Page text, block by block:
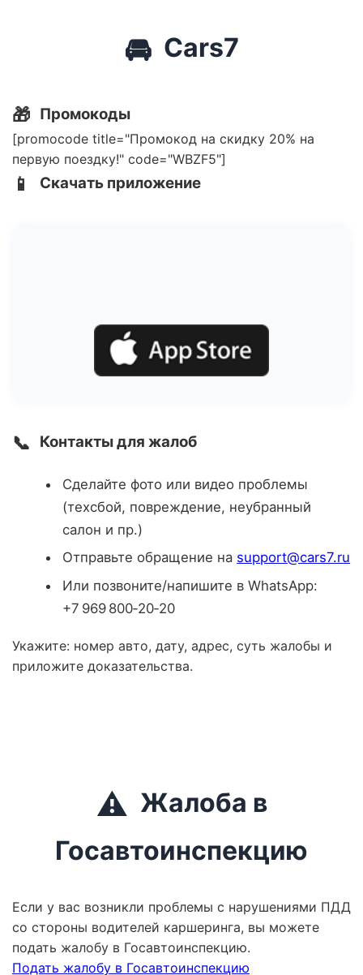
🚘 Cars7
🎁 Промокоды
[promocode title="Промокод на скидку 20% на
первую поездку!" code="WBZF5"]
📱 Скачать приложение
📞 Контакты для жалоб
Сделайте фото или видео проблемы
(техсбой, повреждение, неубранный
салон и пр.)
Отправьте обращение на support@cars7.ru
Или позвоните/напишите в WhatsApp:
+7 969 800‑20‑20
Укажите: номер авто, дату, адрес, суть жалобы и
приложите доказательства.
⚠️ Жалоба в
Госавтоинспекцию
Если у вас возникли проблемы с нарушениями ПДД
со стороны водителей каршеринга, вы можете
подать жалобу в Госавтоинспекцию.
Подать жалобу в Госавтоинспекцию